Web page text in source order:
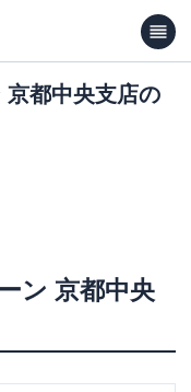
都中央支店の
ン 京都中央